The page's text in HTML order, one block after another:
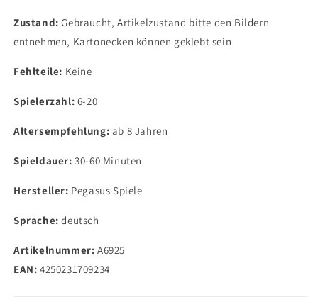
Zustand: Gebraucht, Artikelzustand bitte den Bildern
entnehmen, Kartonecken können geklebt sein
Fehlteile: Keine
Spielerzahl: 6-20
Altersempfehlung: ab 8 Jahren
Spieldauer:30-60 Minuten
Hersteller: Pegasus Spiele
Sprache: deutsch
Artikelnummer: A6925
EAN: 4250231709234